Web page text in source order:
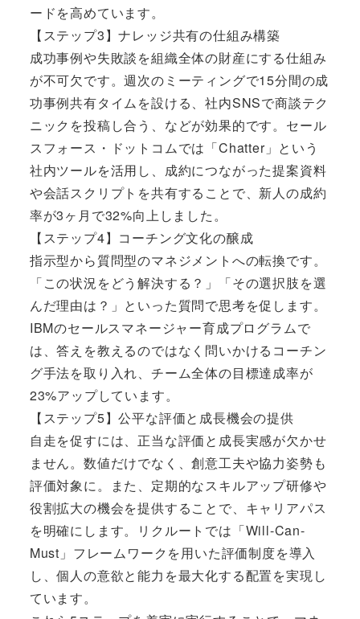
ードを高めています。
【ステップ3】ナレッジ共有の仕組み構築
成功事例や失敗談を組織全体の財産にする仕組み
が不可欠です。週次のミーティングで15分間の成
功事例共有タイムを設ける、社内SNSで商談テク
ニックを投稿し合う、などが効果的です。セール
スフォース・ドットコムでは「Chatter」という
社内ツールを活用し、成約につながった提案資料
や会話スクリプトを共有することで、新人の成約
率が3ヶ月で32%向上しました。
【ステップ4】コーチング文化の醸成
指示型から質問型のマネジメントへの転換です。
「この状況をどう解決する？」「その選択肢を選
んだ理由は？」といった質問で思考を促します。
IBMのセールスマネージャー育成プログラムで
は、答えを教えるのではなく問いかけるコーチン
グ手法を取り入れ、チーム全体の目標達成率が
23%アップしています。
【ステップ5】公平な評価と成長機会の提供
自走を促すには、正当な評価と成長実感が欠かせ
ません。数値だけでなく、創意工夫や協力姿勢も
評価対象に。また、定期的なスキルアップ研修や
役割拡大の機会を提供することで、キャリアパス
を明確にします。リクルートでは「Will-Can-
Must」フレームワークを用いた評価制度を導入
し、個人の意欲と能力を最大化する配置を実現し
ています。